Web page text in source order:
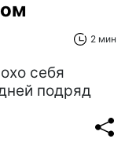
2 мин
себя
подряд